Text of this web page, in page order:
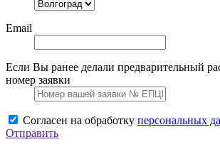
Email
Если Вы ранее делали предварительный
номер заявки
Согласен на обработку персональных
Отправить